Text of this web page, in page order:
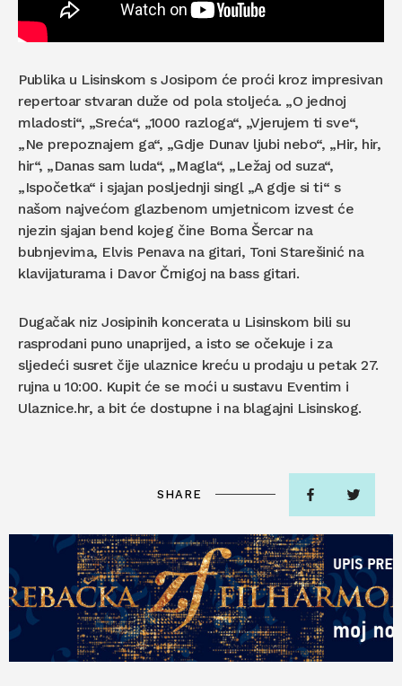
Publika u Lisinskom s Josipom će proći kroz impresivan
repertoar stvaran duže od pola stoljeća. „O jednoj
mladosti“, „Sreća“, „1000 razloga“, „Vjerujem ti sve“,
„Ne prepoznajem ga“, „Gdje Dunav ljubi nebo“, „Hir, hir,
hir“, „Danas sam luda“, „Magla“, „Ležaj od suza“,
„Ispočetka“ i sjajan posljednji singl „A gdje si ti“ s
našom najvećom glazbenom umjetnicom izvest će
njezin sjajan bend kojeg čine Borna Šercar na
bubnjevima, Elvis Penava na gitari, Toni Starešinić na
klavijaturama i Davor Črnigoj na bass gitari.
Dugačak niz Josipinih koncerata u Lisinskom bili su
rasprodani puno unaprijed, a isto se očekuje i za
sljedeći susret čije ulaznice kreću u prodaju u petak 27.
rujna u 10:00. Kupit će se moći u sustavu Eventim i
Ulaznice.hr, a bit će dostupne i na blagajni Lisinskog.
SHARE